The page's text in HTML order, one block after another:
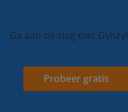
Ga aan de slag met Gynzy!
Probeer gratis